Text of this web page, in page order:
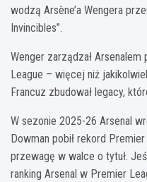
wodzą Arsène’a Wengera
Invincibles”.
Wenger zarządzał
League – więcej niż
Francuz zbudował legacy,
W sezonie 2025-26 Arsenal
Dowman pobił rekord
przewagę w walce o tytuł.
ranking Arsenal w Premier